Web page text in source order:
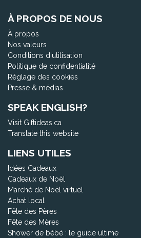
À PROPOS DE NOUS
À propos
Nos valeurs
Conditions d'utilisation
Politique de confidentialité
Réglage des cookies
Presse & médias
SPEAK ENGLISH?
Visit Giftideas.ca
Translate this website
LIENS UTILES
Idées Cadeaux
Cadeaux de Noël
Marché de Noël virtuel
Achat local
Fête des Pères
Fête des Mères
Shower de bébé : le guide ultime